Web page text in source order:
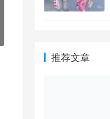
推荐文章